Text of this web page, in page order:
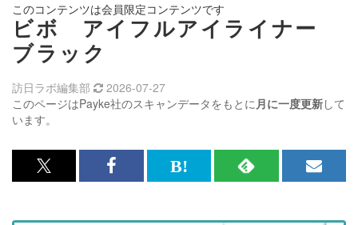
このコンテンツは会員限定コンテンツです
ビボ アイフルアイライナー
ブラック
このページはPayke社のスキャンデータをもとに月に一度更新して
います。
訪日ラボ編集部 2026-07-27
x<br>
Facebook<br>
は
RSS
メ